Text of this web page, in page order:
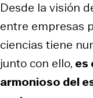
Desde la visión
entre empresas
ciencias tiene
junto con ello, es
armonioso del